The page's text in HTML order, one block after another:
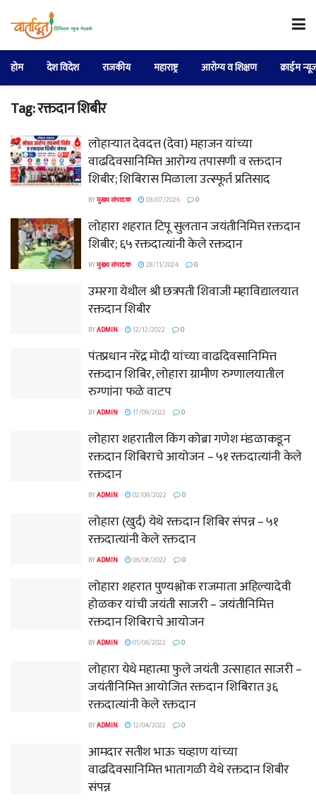
होम देश विदेश राजकीय महाराष्ट्र आरोग्य व शिक्षण क्राईम
Tag:रक्तदान शिबीर
लोहाऱ्यात देवदत्त (देवा) महाजन यांच्या
वाढदिवसानिमित्त आरोग्य तपासणी व रक्तदान
शिबीर; शिबिरास मिळाला उत्स्फूर्त प्रतिसाद
BYमुख्य संपादक 03/07/2026 0
लोहारा शहरात टिपू सुलतान जयंतीनिमित्त रक्तदान
शिबीर; ६५ रक्तदात्यांनी केले रक्तदान
BYमुख्य संपादक 28/11/2024 0
उमरगा येथील श्री छत्रपती शिवाजी महाविद्यालयात
रक्तदान शिबीर
BYADMIN 12/12/2022 0
पंतप्रधान नरेंद्र मोदी यांच्या वाढदिवसानिमित्त
रक्तदान शिबिर, लोहारा ग्रामीण रुग्णालयातील
रुग्णांना फळे वाटप
BYADMIN 17/09/2022 0
लोहारा शहरातील किंग कोब्रा गणेश मंडळाकडून
रक्तदान शिबिराचे आयोजन – ५१ रक्तदात्यांनी केले
रक्तदान
BYADMIN 02/09/2022 0
लोहारा (खुर्द) येथे रक्तदान शिबिर संपन्न – ५१
रक्तदात्यांनी केले रक्तदान
BYADMIN 06/08/2022 0
लोहारा शहरात पुण्यश्लोक राजमाता अहिल्यादेवी
होळकर यांची जयंती साजरी – जयंतीनिमित्त
रक्तदान शिबिराचे आयोजन
BYADMIN 01/06/2022 0
लोहारा येथे महात्मा फुले जयंती उत्साहात साजरी –
जयंतीनिमित्त आयोजित रक्तदान शिबिरात ३६
रक्तदात्यांनी केले रक्तदान
BYADMIN 12/04/2022 0
आमदार सतीश भाऊ चव्हाण यांच्या
वाढदिवसानिमित्त भातागळी येथे रक्तदान शिबीर
संपन्न